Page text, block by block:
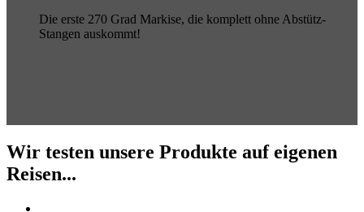
Die erste 270 Grad Markise, die komplett ohne Abstütz-
Stangen auskommt!
Wir testen unsere Produkte auf eigenen
Reisen...